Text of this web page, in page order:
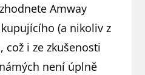
Amway
(a nikoliv z
i ze zkušenosti
není úplně